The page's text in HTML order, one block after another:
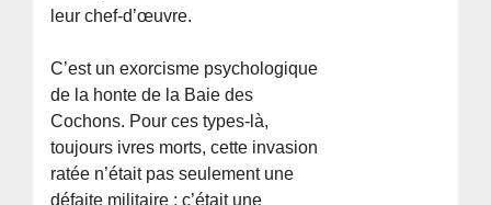
leur chef-d’œuvre.
C’est un exorcisme psychologique
de la honte de la Baie des
Cochons. Pour ces types-là,
toujours ivres morts, cette invasion
ratée n’était pas seulement une
défaite militaire ; c’était une